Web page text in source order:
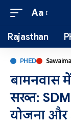
Aa
Rajasthan
PHED
बामनवास
सख्त:
योजना और